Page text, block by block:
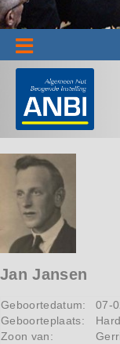
Informatie
Jan Jansen
Geboortedatum:
07-
Geboorteplaats:
Zoon van: